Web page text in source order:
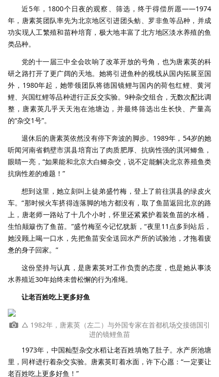
近5年，1800个日夜的观察、筛选，终于得偿所愿——1974
年，唐素英团队率先为北京地区引进团头鲂、罗非鱼等品种，并成
功实现人工繁殖和苗种培育，极大地丰富了北方地区淡水养殖的鱼
类品种。
党的十一届三中全会吹响了改革开放的号角，也为唐素英的科
研之路打开了更广阔的天地。她将引进鱼种的视线从国内拓展至国
外，1980年起，她带领团队将德国镜鲤与国内的荷包红鲤、黄河
鲤、兴国红鲤等品种进行正反交实验。9种杂交组合，无数次配比调
整，唐素英几乎天天泡在池塘边，并最终筛选出生长快、产量高
的“杂交1号”。
退休后的唐素英依然没有停下奔波的脚步。1989年，54岁的她
听闻河南省鹤壁市淇县培育出了肉质肥厚、抗病性强的淇河鲫鱼，
眼睛一亮，“如果能和北京大白鲫杂交，说不定能解决北京养殖鱼类
抗病性差的难题！”
想到这里，她立刻叫上徒弟盛竹梅，登上了前往淇县的绿皮火
车。“那时候火车挤得连落脚的地方都没有，取了鱼苗返回北京的路
上，唐老师一路站了十几个小时，怀里还紧紧护着装鱼苗的水桶，
生怕颠簸伤了鱼苗。”盛竹梅至今记忆犹新，“夜里11点多到站后，
她没顾上喝一口水，先把鱼苗安全送回水产所的试验池，才拖着疲
惫的身子回家。”
这份坚持与认真，是唐素英对工作负责的态度，也是她从事淡
水养殖近30年始终未曾松懈的行为准绳。
让老百姓吃上更多好鱼
△ 1982年，唐素英（左二）与外国专家在首都机场交接德国引
进的镜鲤鱼苗
1973年，中国籼型杂交水稻让老百姓填饱了肚子。水产所池塘
里，同样进行着杂交实验。唐素英盯着水面，许下心愿：“一定要让
老百姓吃上更多好鱼！”